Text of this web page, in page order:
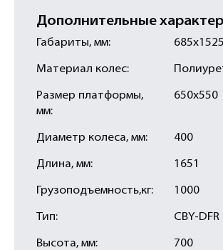
Дополнительные
Габариты, мм: 685х1525
Материал колес:
Размер платформы,
мм:
650х550
Диаметр колеса, мм: 400
Длина, мм: 1651
Грузоподъемность,кг: 1000
Тип: CBY-DFR
Высота, мм: 700